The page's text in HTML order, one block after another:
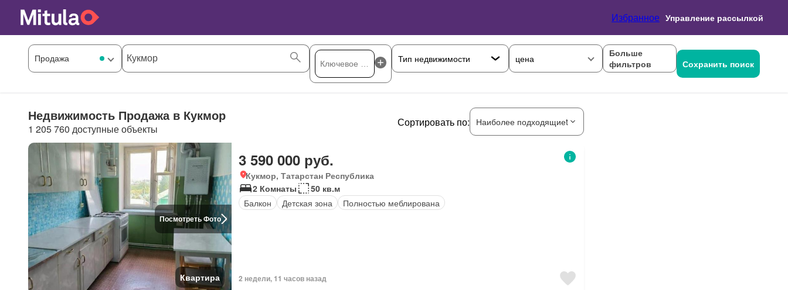
Избранное Управление рассылкой
цена
Больше
фильтров
Сохранить поиск
Недвижимость Продажа в Кукмор
1 205 760 доступные объекты
Сортировать по: Наиболее подходящиеt
Посмотреть Фото
Квартира
3 590 000 руб.
Кукмор, Татарстан Республика
2 Комнаты
50 кв.м
Балкон
Детская зона Полностью меблирована
2 недели, 11 часов назад